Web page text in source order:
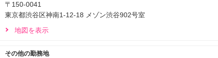
〒150-0041
東京都渋谷区神南1-12-18 メゾン渋谷902号室
地図を表示
その他の勤務地